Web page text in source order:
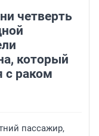
четверть
который
с раком
пассажир,